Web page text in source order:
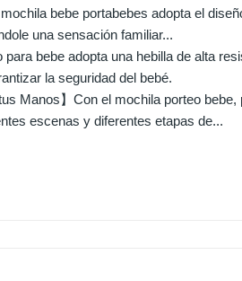
bebe portabebes adopta el
una sensación familiar...
para bebe adopta una hebilla de alta
la seguridad del bebé.
Manos】Con el mochila porteo
escenas y diferentes etapas de...